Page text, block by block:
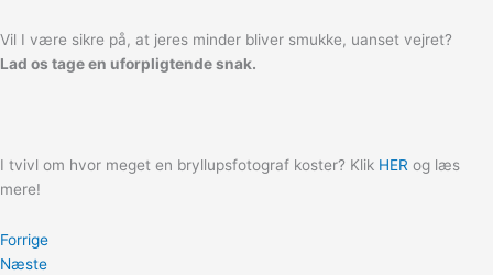
Vil I være sikre på, at jeres minder bliver smukke, uanset vejret?
Lad os tage en uforpligtende snak.
I tvivl om hvor meget en bryllupsfotograf koster? Klik HER og læs
mere!
Forrige
Næste